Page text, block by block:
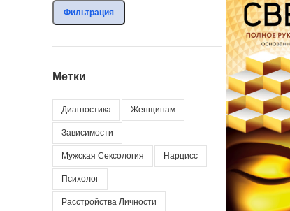
Фильтрация
Метки
Диагностика Женщинам
Зависимости
Мужская Сексология Нарцисс
Психолог
Расстройства Личности